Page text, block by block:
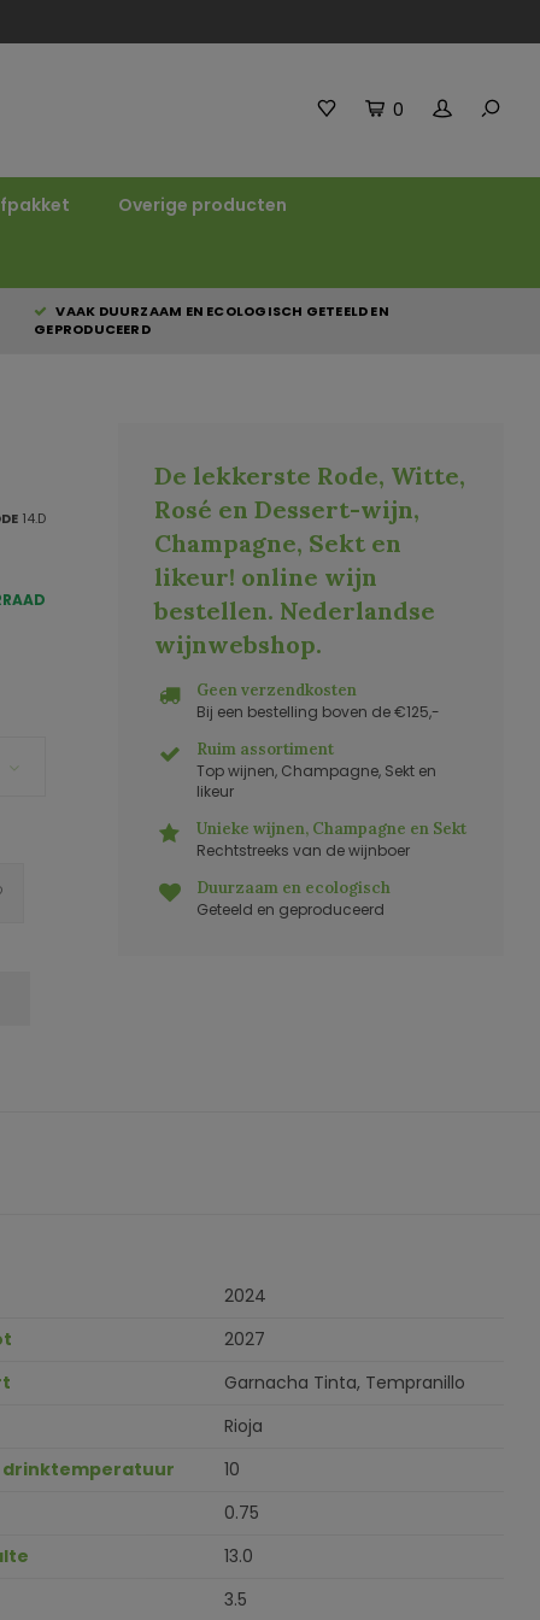
0
Overige producten
VAAK DUURZAAM EN ECOLOGISCH GETEELD EN
GEPRODUCEERD
14.D
De lekkerste Rode, Witte,
Rosé en Dessert-wijn,
Champagne, Sekt en
likeur! online wijn
bestellen. Nederlandse
wijnwebshop.
Geen verzendkosten
Bij een bestelling boven de €125,-
Ruim assortiment
Top wijnen, Champagne, Sekt en
likeur
Unieke wijnen, Champagne en Sekt
Rechtstreeks van de wijnboer
Duurzaam en ecologisch
Geteeld en geproduceerd
2024
2027
Garnacha Tinta, Tempranillo
Rioja
drinktemperatuur
10
0.75
13.0
3.5